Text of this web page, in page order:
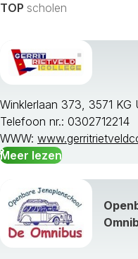
TOP scholen
Winklerlaan 373, 3571 KG
Telefoon nr.: 0302712214
WWW:
Meer lezen